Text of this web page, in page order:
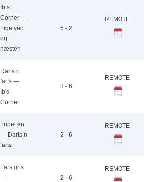
Ib’s
Corner —
Lige ved
og
næsten
6 - 2
REMOTE
Darts n
farts —
Ib's
Corner
3 - 6
REMOTE
Tripel en
— Darts n
farts
2 - 6
REMOTE
Fars gris
—
2 - 6
REMOTE